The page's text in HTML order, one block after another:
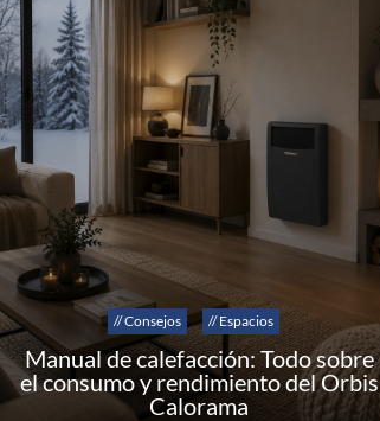
// Consejos // Espacios
Manual de calefacción: Todo sobre
el consumo y rendimiento del Orbis
Calorama